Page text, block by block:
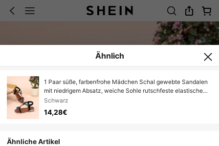
Ähnlich
1 Paar süße, farbenfrohe Mädchen Schal gewebte Sandalen
mit niedrigem Absatz, weiche Sohle rutschfeste elastische
Bänder Mädchen Prinzessinnenschuhe, vielseitig tragbare
Outdoor Mädchen Sandalen, atmungsaktive Kinderkleider
Schuhe, geeignet für den täglichen Gebrauch, Partys und
Schwarz
14,28€
Ähnliche Artikel